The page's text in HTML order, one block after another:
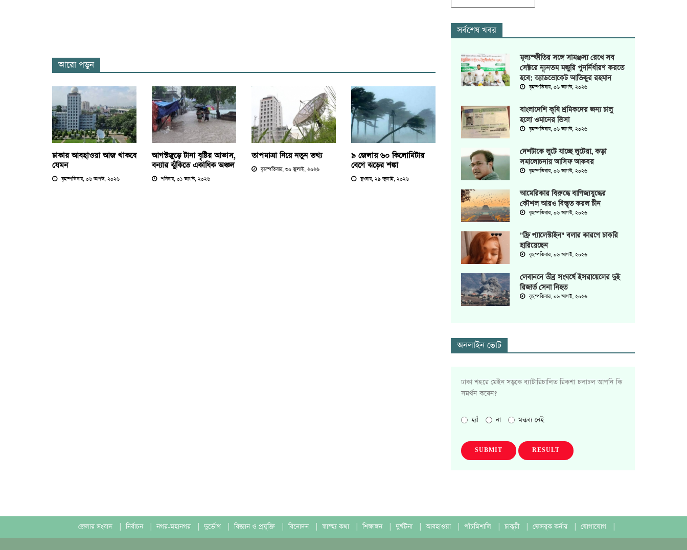
আরো পড়ুন
ঢাকার আবহাওয়া আজ থাকবে
যেমন
বৃহস্পতিবার, ০৬ আগস্ট, ২০২৬
আগস্টজুড়ে টানা বৃষ্টির আভাস,
বন্যার ঝুঁকিতে একাধিক অঞ্চল
শনিবার, ০১ আগস্ট, ২০২৬
তাপমাত্রা নিয়ে নতুন তথ্য
বৃহস্পতিবার, ৩০ জুলাই, ২০২৬
৯ জেলায় ৬০ কিলোমিটার
বেগে ঝড়ের শঙ্কা
বুধবার, ২৯ জুলাই, ২০২৬
সর্বশেষ খবর
মূল্যস্ফীতির সঙ্গে সামঞ্জস্য রেখে সব
সেক্টরে ন্যূনতম মজুরি পুনর্নির্ধারণ করতে
হবে: অ্যাডভোকেট আতিকুর রহমান
বৃহস্পতিবার, ০৬ আগস্ট, ২০২৬
বাংলাদেশি কৃষি শ্রমিকদের জন্য চালু
হলো ওমানের ভিসা
বৃহস্পতিবার, ০৬ আগস্ট, ২০২৬
দেশটাকে লুটে যাচ্ছে লুটেরা, কড়া
সমালোচনায় আসিফ আকবর
বৃহস্পতিবার, ০৬ আগস্ট, ২০২৬
আমেরিকার বিরুদ্ধে বাণিজ্যযুদ্ধের
কৌশল আরও বিস্তৃত করল চীন
বৃহস্পতিবার, ০৬ আগস্ট, ২০২৬
"ফ্রি প্যালেস্টাইন" বলার কারণে চাকরি
হারিয়েছেন
বৃহস্পতিবার, ০৬ আগস্ট, ২০২৬
লেবাননে তীব্র সংঘর্ষে ইসরায়েলের দুই
রিজার্ভ সেনা নিহত
বৃহস্পতিবার, ০৬ আগস্ট, ২০২৬
অনলাইন ভোট
ঢাকা শহরে মেইন সড়কে ব্যাটারিচালিত রিকশা চলাচল আপনি কি
সমর্থন করেন?
হ্যাঁ না মন্তব্য নেই
SUBMIT RESULT
জেলার সংবাদ নির্বাচন নগর-মহানগর দুর্ভোগ বিজ্ঞান ও প্রযুক্তি বিনোদন স্বাস্হ্য কথা শিক্ষাঙ্গন দুর্ঘটনা আবহাওয়া পাঁচমিশালি চাকুরী ফেসবুক কর্নার যোগাযোগ